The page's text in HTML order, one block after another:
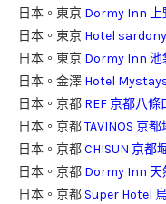
日本。東京 Dormy Inn 上
日本。東京 Hotel
日本。東京 Dormy Inn 池
日本。金澤 Hotel
日本。京都 REF 京都八條
日本。京都TAVINOS 京
日本。京都CHISUN 京都
日本。京都 Dormy Inn 天
日本。京都 Super Hotel